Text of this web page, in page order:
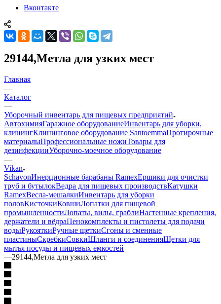
Вконтакте
29144,Метла для узких мест
Главная
—
Каталог
—
Уборочный инвентарь для пищевых предприятий
АвтохимияГаражное оборудованиеИнвентарь для уборки,
клинингКлининговое оборудование SantoemmaПротирочные
материалыПрофессиональные ножиТовары для
дезинфекцииУборочно-моечное оборудование
—
Vikan
SchavonИнерционные барабаны RamexЕршики для очистки
труб и бутылокВедра для пищевых производствКатушки
RamexВесла-мешалкиИнвентарь для уборки
половКисточкиКовшиЛопатки для пищевой
промышленностиЛопаты, вилы, граблиНастенные крепления,
держатели и вёдраПенокомплекты и пистолеты для подачи
водыРукояткиРучные щеткиСгоны и сменные
пластиныСкребкиСовкиШланги и соединенияЩетки для
мытья посуды и пищевых емкостей
—29144,Метла для узких мест